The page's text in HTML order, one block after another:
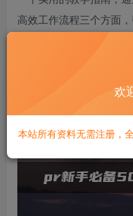
高效工作流程三个方面
剪辑高手的行列。我们
位学习者都能在视频编
欢
本站所有资料无需注册，